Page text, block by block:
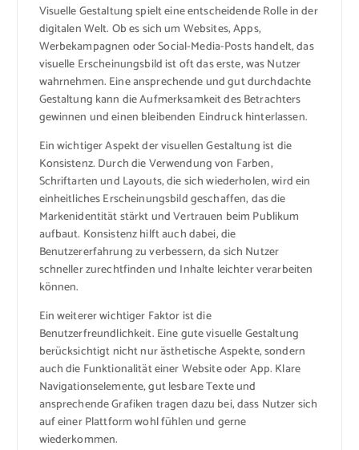
Visuelle Gestaltung spielt eine entscheidende Rolle in der
digitalen Welt. Ob es sich um Websites, Apps,
Werbekampagnen oder Social-Media-Posts handelt, das
visuelle Erscheinungsbild ist oft das erste, was Nutzer
wahrnehmen. Eine ansprechende und gut durchdachte
Gestaltung kann die Aufmerksamkeit des Betrachters
gewinnen und einen bleibenden Eindruck hinterlassen.
Ein wichtiger Aspekt der visuellen Gestaltung ist die
Konsistenz. Durch die Verwendung von Farben,
Schriftarten und Layouts, die sich wiederholen, wird ein
einheitliches Erscheinungsbild geschaffen, das die
Markenidentität stärkt und Vertrauen beim Publikum
aufbaut. Konsistenz hilft auch dabei, die
Benutzererfahrung zu verbessern, da sich Nutzer
schneller zurechtfinden und Inhalte leichter verarbeiten
können.
Ein weiterer wichtiger Faktor ist die
Benutzerfreundlichkeit. Eine gute visuelle Gestaltung
berücksichtigt nicht nur ästhetische Aspekte, sondern
auch die Funktionalität einer Website oder App. Klare
Navigationselemente, gut lesbare Texte und
ansprechende Grafiken tragen dazu bei, dass Nutzer sich
auf einer Plattform wohl fühlen und gerne
wiederkommen.